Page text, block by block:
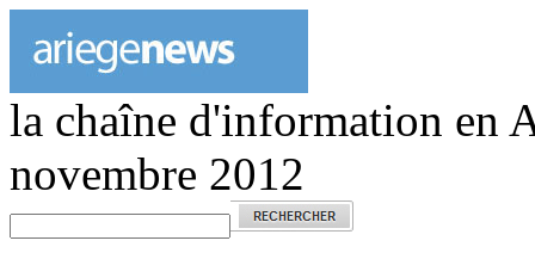
la chaîne d'information en
novembre 2012